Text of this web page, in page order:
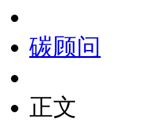
碳顾问
正文